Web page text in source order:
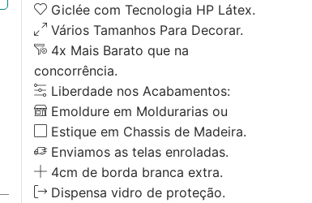
Giclée com Tecnologia HP Látex.
Vários Tamanhos Para Decorar.
4x Mais Barato que na
concorrência.
Liberdade nos Acabamentos:
Emoldure em Moldurarias ou
Estique em Chassis de Madeira.
Enviamos as telas enroladas.
4cm de borda branca extra.
Dispensa vidro de proteção.